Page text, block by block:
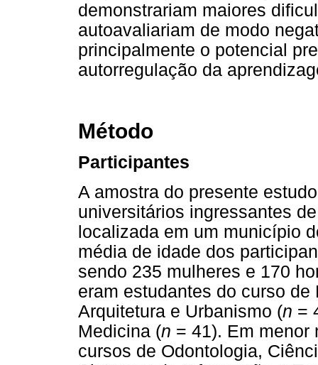
demonstrariam maiores
autoavaliariam de modo
principalmente o potencial
autorregulação da
Método
Participantes
A amostra do presente
universitários ingressantes
localizada em um município
média de idade dos
sendo 235 mulheres e 170
eram estudantes do curso de
Arquitetura e Urbanismo (n =
Medicina (n = 41). Em menor
cursos de Odontologia,